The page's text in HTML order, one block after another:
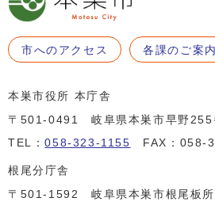
市へのアクセス 各課のご案内
本巣市役所 本庁舎
〒501-0491 岐阜県本巣市早野255
TEL：058-323-1155 FAX：058-
根尾分庁舎
〒501-1592 岐阜県本巣市根尾板所